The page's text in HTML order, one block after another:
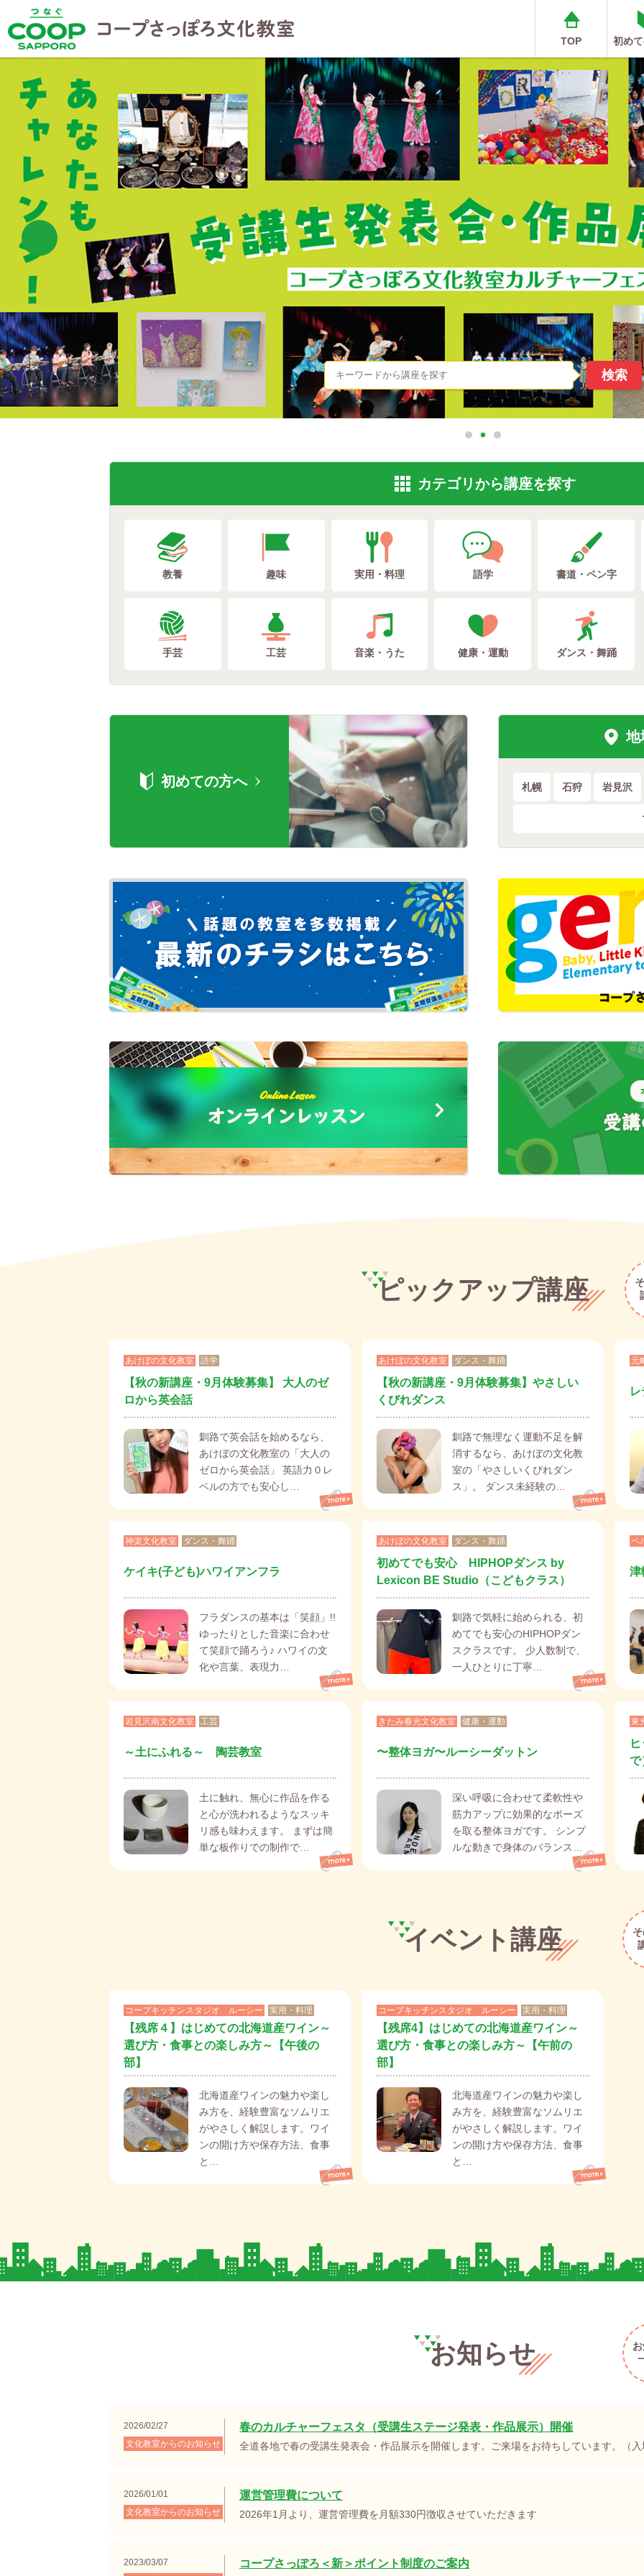
TOP 初め
カテゴリから講座を探す
教養 趣味 実用・料理 語学 書道・ペン字
手芸 工芸 音楽・うた 健康・運動 ダンス・舞踊
初めての方へ
地
札幌 石狩 岩見沢
ピックアップ講座
あけぼの文化教室 語学
【秋の新講座・9月体験募集】 大人のゼ
ロから英会話
釧路で英会話を始めるなら、
あけぼの文化教室の「大人の
ゼロから英会話」 英語力０レ
ベルの方でも安心し…
あけぼの文化教室 ダンス・舞踊
【秋の新講座・9月体験募集】やさしい
くびれダンス
釧路で無理なく運動不足を解
消するなら、あけぼの文化教
室の「やさしいくびれダン
ス」。 ダンス未経験の…
元
神楽文化教室 ダンス・舞踊
ケイキ(子ども)ハワイアンフラ
フラダンスの基本は「笑顔」!!
ゆったりとした音楽に合わせ
て笑顔で踊ろう♪ ハワイの文
化や言葉、表現力…
あけぼの文化教室 ダンス・舞踊
初めてでも安心 HIPHOPダンス by
Lexicon BE Studio（こどもクラス）
釧路で気軽に始められる、初
めてでも安心のHIPHOPダン
スクラスです。 少人数制で、
一人ひとりに丁寧…
ベ
津
岩見沢南文化教室 工芸
～土にふれる～ 陶芸教室
土に触れ、無心に作品を作る
と心が洗われるようなスッキ
リ感も味わえます。 まずは簡
単な板作りでの制作で…
きたみ春光文化教室 健康・運動
〜整体ヨガ〜ルーシーダットン
深い呼吸に合わせて柔軟性や
筋力アップに効果的なポーズ
を取る整体ヨガです。 シンプ
ルな動きで身体のバランス…
東
で
イベント講座
コープキッチンスタジオ ルーシー 実用・料理
【残席４】はじめての北海道産ワイン～
選び方・食事との楽しみ方～【午後の
部】
北海道産ワインの魅力や楽し
み方を、経験豊富なソムリエ
がやさしく解説します。ワイ
ンの開け方や保存方法、食事
と…
コープキッチンスタジオ ルーシー 実用・料理
【残席4】はじめての北海道産ワイン～
選び方・食事との楽しみ方～【午前の
部】
北海道産ワインの魅力や楽し
み方を、経験豊富なソムリエ
がやさしく解説します。ワイ
ンの開け方や保存方法、食事
と…
お知らせ
2026/02/27
文化教室からのお知らせ
春のカルチャーフェスタ（受講生ステージ発表・作品展示）開催
全道各地で春の受講生発表会・作品展示を開催します。ご来場をお待ちしています。（
2026/01/01
文化教室からのお知らせ
運営管理費について
2026年1月より、運営管理費を月額330円徴収させていただきます
2023/03/07
コープさっぽろ＜新＞ポイント制度のご案内